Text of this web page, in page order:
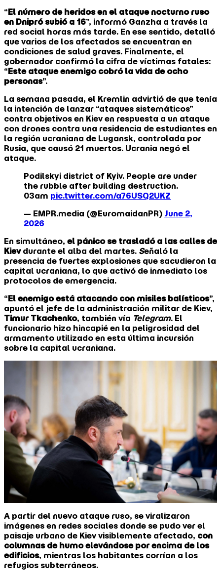
“El número de heridos en el ataque nocturno ruso
en Dnipró subió a 16”, informó Ganzha a través la
red social horas más tarde. En ese sentido, detalló
que varios de los afectados se encuentran en
condiciones de salud graves. Finalmente, el
gobernador confirmó la cifra de víctimas fatales:
“Este ataque enemigo cobró la vida de ocho
personas”.
La semana pasada, ⁠el Kremlin advirtió de que tenía
la intención de lanzar “ataques sistemáticos”
contra objetivos en Kiev en respuesta a un ataque
con drones contra una residencia de ​estudiantes en
la región ucraniana de Lugansk, controlada por
Rusia, que causó 21 muertos. Ucrania negó el
ataque.
Podilskyi district of Kyiv. People are under
the rubble after building destruction.
03am pic.twitter.com/a76USQ2UKZ
— EMPR.media (@EuromaidanPR) June 2,
2026
En simultáneo, el pánico se trasladó a las calles de
Kievdurante el alba del martes. Señaló la
presencia de fuertes explosiones que sacudieron la
capital ucraniana, lo que activó de inmediato los
protocolos de emergencia.
“El enemigo está atacando con misiles balísticos”,
apuntó el jefe de la administración militar de Kiev,
Timur Tkachenko, también vía Telegram. El
funcionario hizo hincapié en la peligrosidad del
armamento utilizado en esta última incursión
sobre la capital ucraniana.
A partir del nuevo ataque ruso, se viralizaron
imágenes en redes sociales donde se pudo ver el
paisaje urbano de Kiev visiblemente afectado, con
columnas de humo elevándose por encima de los
edificios, mientras los habitantes corrían a los
refugios subterráneos.